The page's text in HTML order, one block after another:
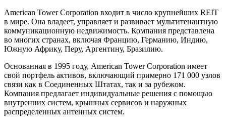
American Tower Corporation входит в число крупнейших REIT
в мире. Она владеет, управляет и развивает мультитенантную
коммуникационную недвижимость. Компания представлена
во многих странах, включая Францию, Германию, Индию,
Южную Африку, Перу, Аргентину, Бразилию.
Основанная в 1995 году, American Tower Corporation имеет
свой портфель активов, включающий примерно 171 000 узлов
связи как в Соединенных Штатах, так и за рубежом.
Компания предлагает индивидуальные решения с помощью
внутренних систем, крышных сервисов и наружных
распределенных антенных систем.